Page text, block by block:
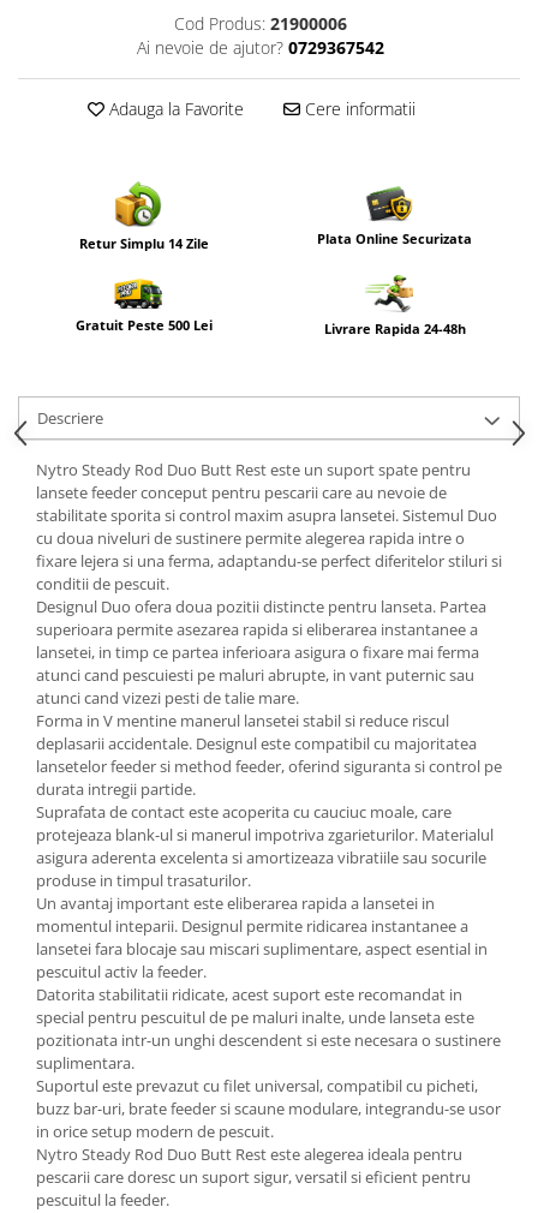
Cod Produs: 21900006
Ai nevoie de ajutor? 0729367542
Adauga la Favorite Cere informatii
Retur Simplu 14 Zile Plata Online Securizata
Gratuit Peste 500 Lei Livrare Rapida 24-48h
Descriere
Nytro Steady Rod Duo Butt Rest este un suport spate pentru
lansete feeder conceput pentru pescarii care au nevoie de
stabilitate sporita si control maxim asupra lansetei. Sistemul Duo
cu doua niveluri de sustinere permite alegerea rapida intre o
fixare lejera si una ferma, adaptandu-se perfect diferitelor stiluri si
conditii de pescuit.
Designul Duo ofera doua pozitii distincte pentru lanseta. Partea
superioara permite asezarea rapida si eliberarea instantanee a
lansetei, in timp ce partea inferioara asigura o fixare mai ferma
atunci cand pescuiesti pe maluri abrupte, in vant puternic sau
atunci cand vizezi pesti de talie mare.
Forma in V mentine manerul lansetei stabil si reduce riscul
deplasarii accidentale. Designul este compatibil cu majoritatea
lansetelor feeder si method feeder, oferind siguranta si control pe
durata intregii partide.
Suprafata de contact este acoperita cu cauciuc moale, care
protejeaza blank-ul si manerul impotriva zgarieturilor. Materialul
asigura aderenta excelenta si amortizeaza vibratiile sau socurile
produse in timpul trasaturilor.
Un avantaj important este eliberarea rapida a lansetei in
momentul inteparii. Designul permite ridicarea instantanee a
lansetei fara blocaje sau miscari suplimentare, aspect esential in
pescuitul activ la feeder.
Datorita stabilitatii ridicate, acest suport este recomandat in
special pentru pescuitul de pe maluri inalte, unde lanseta este
pozitionata intr-un unghi descendent si este necesara o sustinere
suplimentara.
Suportul este prevazut cu filet universal, compatibil cu picheti,
buzz bar-uri, brate feeder si scaune modulare, integrandu-se usor
in orice setup modern de pescuit.
Nytro Steady Rod Duo Butt Rest este alegerea ideala pentru
pescarii care doresc un suport sigur, versatil si eficient pentru
pescuitul la feeder.